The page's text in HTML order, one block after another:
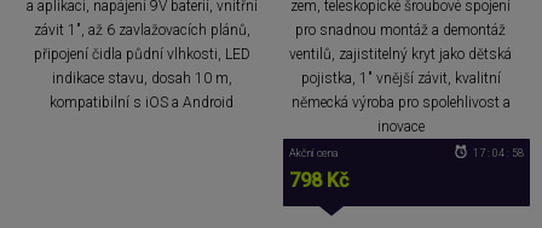
a aplikaci, napájení 9V baterií, vnitřní
závit 1", až 6 zavlažovacích plánů,
připojení čidla půdní vlhkosti, LED
indikace stavu, dosah 10 m,
kompatibilní s iOS a Android
zem, teleskopické šroubové spojení
pro snadnou montáž a demontáž
ventilů, zajistitelný kryt jako dětská
pojistka, 1" vnější závit, kvalitní
německá výroba pro spolehlivost a
inovace
Akční cena
798 Kč
17 : 04 : 57